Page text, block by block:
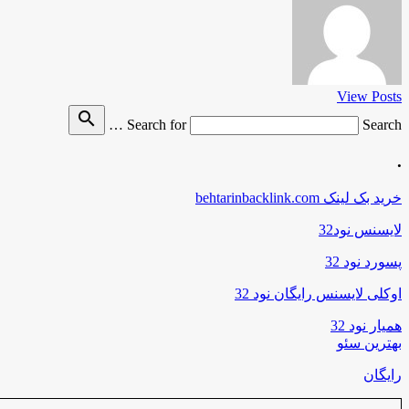
View Posts
Search for
Search …
search
.
خرید بک لینک behtarinbacklink.com
لایسنس نود32
پسورد نود 32
اوکلی لایسنس رایگان نود 32
همیار نود 32
بهترین سئو
رایگان